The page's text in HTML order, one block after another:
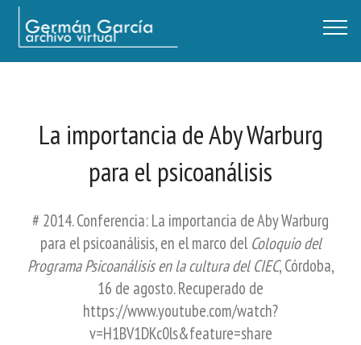
Germán García - Archivo Virtual / Centro Descartes, Buenos Aires
La importancia de Aby Warburg
para el psicoanálisis
# 2014. Conferencia: La importancia de Aby Warburg
para el psicoanálisis, en el marco delColoquio del
Programa Psicoanálisis en la cultura del CIEC, Córdoba,
16 de agosto. Recuperado de
https://www.youtube.com/watch?
v=H1BV1DKc0ls&feature=share